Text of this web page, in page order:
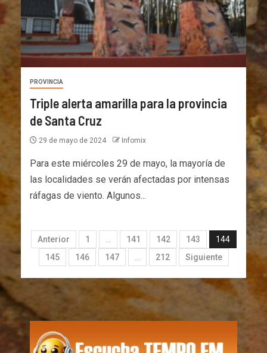
PROVINCIA
Triple alerta amarilla para la provincia
de Santa Cruz
29 de mayo de 2024 Infomix
Para este miércoles 29 de mayo, la mayoría de
las localidades se verán afectadas por intensas
ráfagas de viento. Algunos...
Anterior 1 141 142 143
144
145
146 147 212 Siguiente